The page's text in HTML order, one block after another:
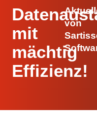
mit
mächtig
Effizienz!
von